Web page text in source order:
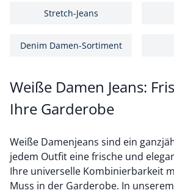
Stretch-Jeans
Denim Damen-Sortiment
Weiße Damen Jeans:
Ihre Garderobe
Weiße Damenjeans sind ein
jedem Outfit eine frische und
Ihre universelle Kombinierbarkeit
Muss in der Garderobe. In